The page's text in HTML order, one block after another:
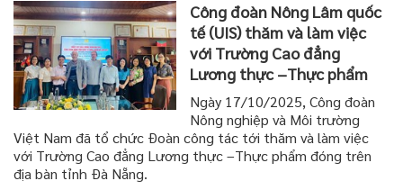
Công đoàn Nông Lâm quốc
tế (UIS) thăm và làm việc
với Trường Cao đẳng
Lương thực –Thực phẩm
Ngày 17/10/2025, Công đoàn
Nông nghiệp và Môi trường
Việt Nam đã tổ chức Đoàn công tác tới thăm và làm việc
với Trường Cao đẳng Lương thực –Thực phẩm đóng trên
địa bàn tỉnh Đà Nẵng.